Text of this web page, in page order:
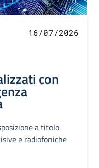
16/07/2026
con
a titolo
e radiofoniche